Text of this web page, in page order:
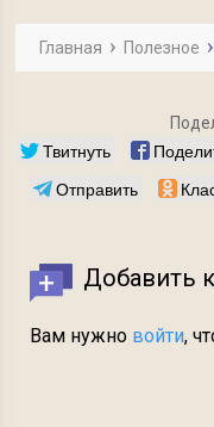
Главная Полезное
Твитнуть
Отправить
Добавить
Вам нужно войти,